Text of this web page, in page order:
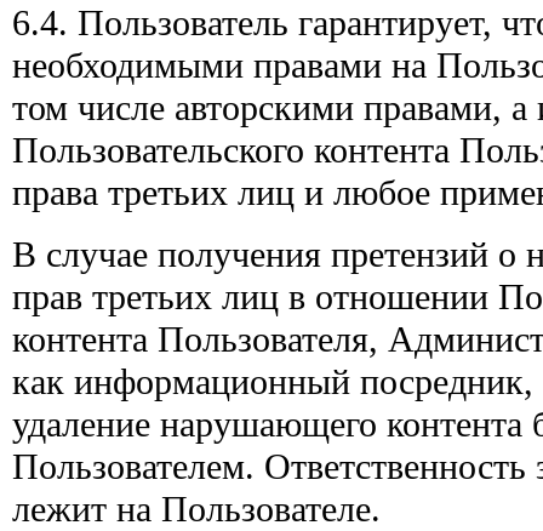
6.4. Пользователь гарантирует,
необходимыми правами на
том числе авторскими правами, а
Пользовательского контента
права третьих лиц и любое
В случае получения претензий о
прав третьих лиц в отношении
контента Пользователя,
как информационный посредник,
удаление нарушающего контента
Пользователем. Ответственность
лежит на Пользователе.